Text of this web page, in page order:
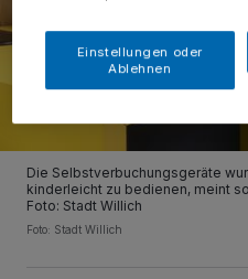
Die Selbstverbuchungsgeräte
kinderleicht zu bedienen, meint
Foto: Stadt Willich
Foto: Stadt Willich
Einstellungen oder
Ablehnen